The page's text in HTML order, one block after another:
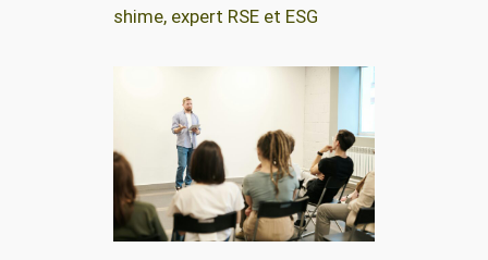
shime, expert RSE et ESG